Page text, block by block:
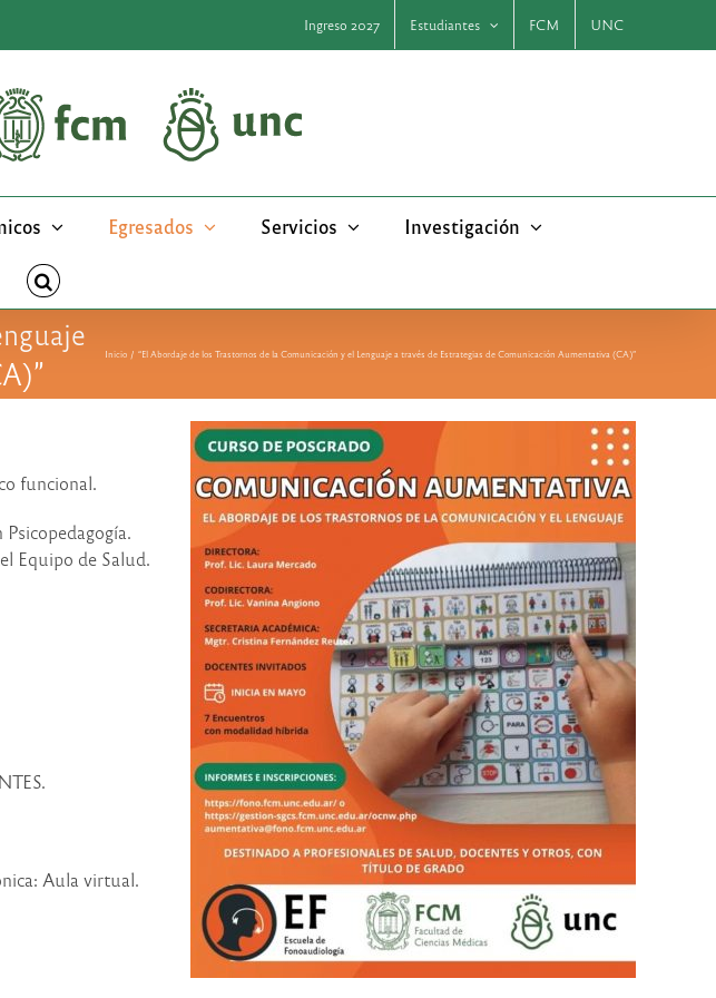
Ingreso 2027 Estudiantes FCM UNC
Egresados Servicios Investigación
Inicio “El Abordaje de los Trastornos de la Comunicación y el Lenguaje a través de Estrategias de Comunicación Aumentativa (CA)”
funcional.
Equipo de Salud.
Aula virtual.